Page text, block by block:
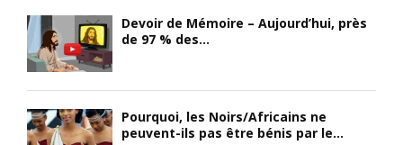
Devoir de Mémoire – Aujourd’hui, près
de 97 % des...
Pourquoi, les Noirs/Africains ne
peuvent-ils pas être bénis par le...